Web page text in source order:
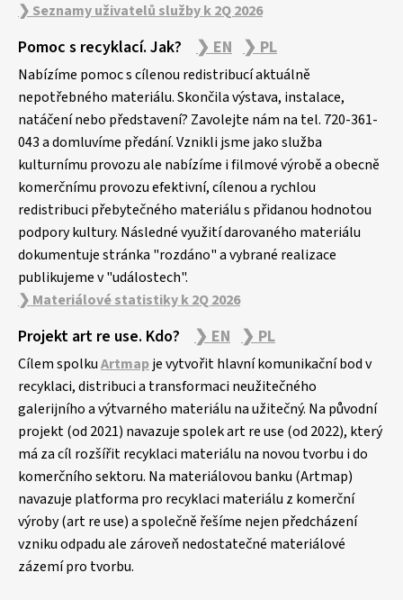
❯ Seznamy uživatelů služby k 2Q 2026
Pomoc s recyklací. Jak? ❯ EN ❯ PL
Nabízíme pomoc s cílenou redistribucí aktuálně
nepotřebného materiálu. Skončila výstava, instalace,
natáčení nebo představení? Zavolejte nám na tel. 720-361-
043 a domluvíme předání. Vznikli jsme jako služba
kulturnímu provozu ale nabízíme i filmové výrobě a obecně
komerčnímu provozu efektivní, cílenou a rychlou
redistribuci přebytečného materiálu s přidanou hodnotou
podpory kultury. Následné využití darovaného materiálu
dokumentuje stránka "rozdáno" a vybrané realizace
publikujeme v "událostech".
❯ Materiálové statistiky k 2Q 2026
Projekt art re use. Kdo? ❯ EN ❯ PL
Cílem spolkuArtmapje vytvořit hlavní komunikační bod v
recyklaci, distribuci a transformaci neužitečného
galerijního a výtvarného materiálu na užitečný. Na původní
projekt (od 2021) navazuje spolek art re use (od 2022), který
má za cíl rozšířit recyklaci materiálu na novou tvorbu i do
komerčního sektoru. Na materiálovou banku (Artmap)
navazuje platforma pro recyklaci materiálu z komerční
výroby (art re use) a společně řešíme nejen předcházení
vzniku odpadu ale zároveň nedostatečné materiálové
zázemí pro tvorbu.